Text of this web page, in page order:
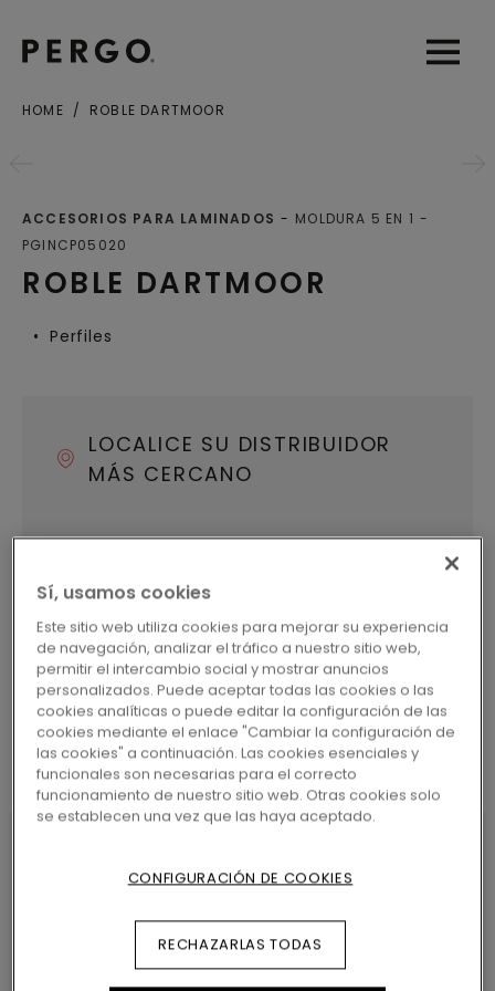
OpenOpen
HOME ROBLE DARTMOOR
ROBLE DARTMOOR
ACCESORIOS PARA LAMINADOS
MOLDURA 5 EN 1
PGINCP05020
Perfiles
LOCALICE SU DISTRIBUIDOR
MÁS CERCANO
CARACTERÍSTICAS DEL
PRODUCTO
Pergo 5 en 1 ofrece varias soluciones de perfiles
Sí, usamos cookies
Este sitio web utiliza cookies para mejorar su experiencia
de navegación, analizar el tráfico a nuestro sitio web,
permitir el intercambio social y mostrar anuncios
personalizados. Puede aceptar todas las cookies o las
cookies analíticas o puede editar la configuración de las
cookies mediante el enlace "Cambiar la configuración de
las cookies" a continuación. Las cookies esenciales y
funcionales son necesarias para el correcto
funcionamiento de nuestro sitio web. Otras cookies solo
se establecen una vez que las haya aceptado.
CONFIGURACIÓN DE COOKIES
RECHAZARLAS TODAS